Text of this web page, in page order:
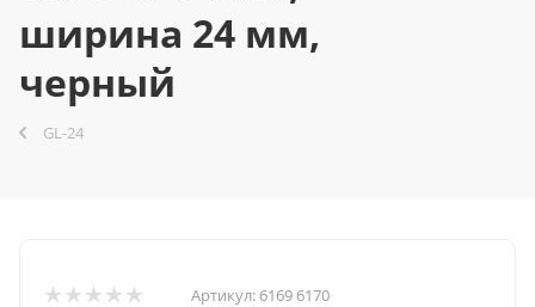
ширина 24 мм,
черный
GL-24
Артикул: 6169 6170